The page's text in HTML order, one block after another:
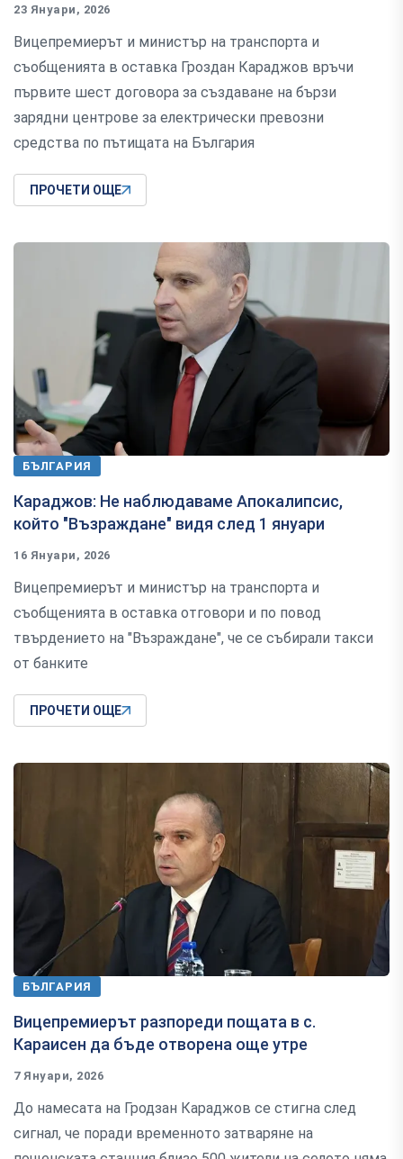
23 Януари, 2026
Вицепремиерът и министър на транспорта и
съобщенията в оставка Гроздан Караджов връчи
първите шест договора за създаване на бързи
зарядни центрове за електрически превозни
средства по пътищата на България
ПРОЧЕТИ ОЩЕ
БЪЛГАРИЯ
Караджов: Не наблюдаваме Апокалипсис,
който "Възраждане" видя след 1 януари
16 Януари, 2026
Вицепремиерът и министър на транспорта и
съобщенията в оставка отговори и по повод
твърдението на "Възраждане", че се събирали такси
от банките
ПРОЧЕТИ ОЩЕ
БЪЛГАРИЯ
Вицепремиерът разпореди пощата в с.
Караисен да бъде отворена още утре
7 Януари, 2026
До намесата на Гродзан Караджов се стигна след
сигнал, че поради временното затваряне на